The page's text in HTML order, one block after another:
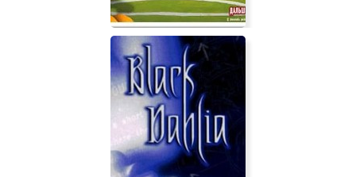
Морхухн: Эпидемия футбола